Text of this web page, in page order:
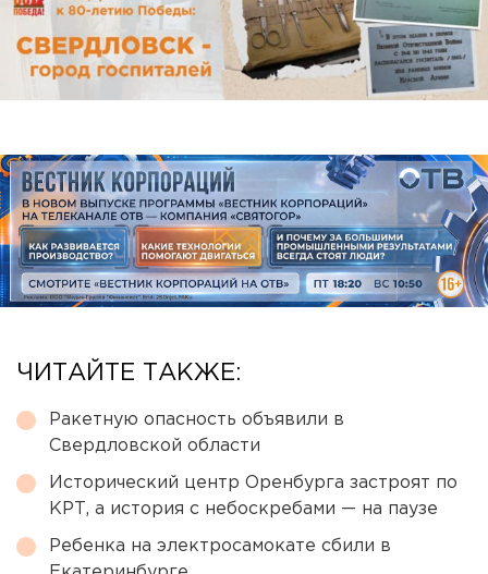
ЧИТАЙТЕ ТАКЖЕ:
Ракетную опасность объявили в
Свердловской области
Исторический центр Оренбурга застроят по
КРТ, а история с небоскребами — на паузе
Ребенка на электросамокате сбили в